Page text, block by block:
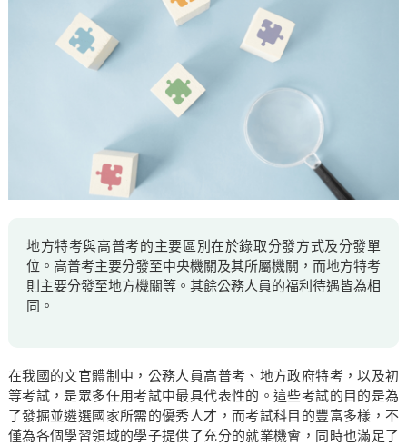
地方特考與高普考的主要區別在於錄取分發方式及分發單
位。高普考主要分發至中央機關及其所屬機關，而地方特考
則主要分發至地方機關等。其餘公務人員的福利待遇皆為相
同。
在我國的文官體制中，公務人員高普考、地方政府特考，以及初
等考試，是眾多任用考試中最具代表性的。這些考試的目的是為
了發掘並遴選國家所需的優秀人才，而考試科目的豐富多樣，不
僅為各個學習領域的學子提供了充分的就業機會，同時也滿足了